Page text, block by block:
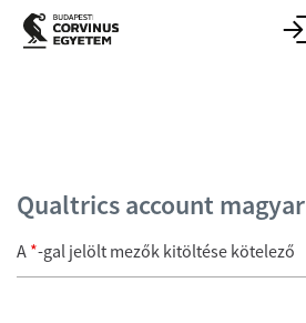
Qualtrics account magyar
A *-gal jelölt mezők kitöltése kötelező